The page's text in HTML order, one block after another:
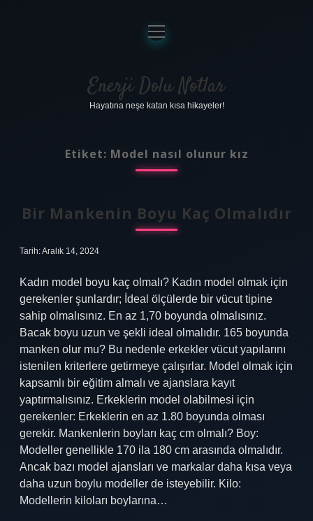
Anasayfa
Gizlilik Politikası
Yasal Uyarı
menüyü
aç
Enerji Dolu Notlar
Hayatına neşe katan kısa hikayeler!
Etiket: Model nasıl olunur kız
Bir Mankenin Boyu Kaç Olmalıdır
Tarih: Aralık 14, 2024
Kadın model boyu kaç olmalı? Kadın model olmak için
gerekenler şunlardır; İdeal ölçülerde bir vücut tipine
sahip olmalısınız. En az 1,70 boyunda olmalısınız.
Bacak boyu uzun ve şekli ideal olmalıdır. 165 boyunda
manken olur mu? Bu nedenle erkekler vücut yapılarını
istenilen kriterlere getirmeye çalışırlar. Model olmak için
kapsamlı bir eğitim almalı ve ajanslara kayıt
yaptırmalısınız. Erkeklerin model olabilmesi için
gerekenler: Erkeklerin en az 1.80 boyunda olması
gerekir. Mankenlerin boyları kaç cm olmalı? Boy:
Modeller genellikle 170 ila 180 cm arasında olmalıdır.
Ancak bazı model ajansları ve markalar daha kısa veya
daha uzun boylu modeller de isteyebilir. Kilo:
Modellerin kiloları boylarına…